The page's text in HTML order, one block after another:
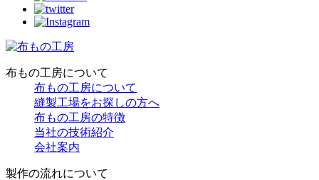
布もの工房について
布もの工房について
縫製工場をお探しの方へ
布もの工房の特徴
当社の技術紹介
会社案内
製作の流れについて